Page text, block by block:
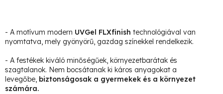
- A motívum modern UVGel FLXfinish technológiával van
nyomtatva, mely gyönyörű, gazdag színekkel rendelkezik.
- A festékek kiváló minőségűek, környezetbarátak és
szagtalanok. Nem bocsátanak ki káros anyagokat a
levegőbe, biztonságosak a gyermekek és a környezet
számára.